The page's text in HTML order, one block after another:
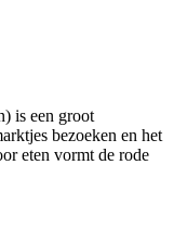
is een groot
bezoeken en het
eten vormt de rode